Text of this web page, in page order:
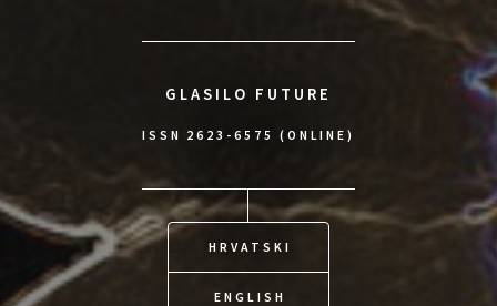
GLASILO FUTURE
ISSN 2623-6575 (ONLINE)
HRVATSKI
ENGLISH